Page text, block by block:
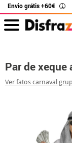
Envio grátis +60€ i
Par de xeque
Ver fatos carnaval